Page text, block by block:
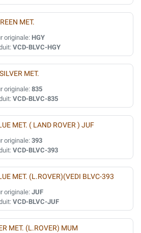
MET.
originale: HGY
VCD-BLVC-HGY
MET.
originale: 835
VCD-BLVC-835
MET. ( LAND ROVER ) JUF
originale: 393
VCD-BLVC-393
MET. (L.ROVER)(VEDI BLVC-393
originale: JUF
VCD-BLVC-JUF
MET. (L.ROVER) MUM